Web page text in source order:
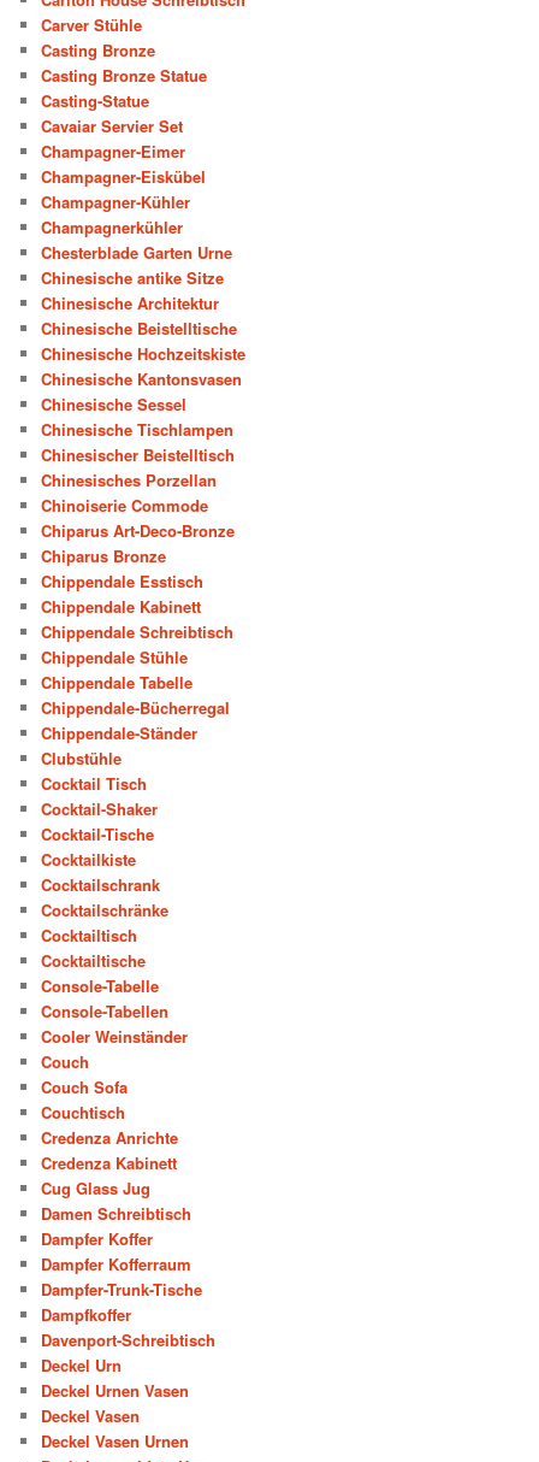
Carver Stühle
Casting Bronze
Casting Bronze Statue
Casting-Statue
Cavaiar Servier Set
Champagner-Eimer
Champagner-Eiskübel
Champagner-Kühler
Champagnerkühler
Chesterblade Garten Urne
Chinesische antike Sitze
Chinesische Architektur
Chinesische Beistelltische
Chinesische Hochzeitskiste
Chinesische Kantonsvasen
Chinesische Sessel
Chinesische Tischlampen
Chinesischer Beistelltisch
Chinesisches Porzellan
Chinoiserie Commode
Chiparus Art-Deco-Bronze
Chiparus Bronze
Chippendale Esstisch
Chippendale Kabinett
Chippendale Schreibtisch
Chippendale Stühle
Chippendale Tabelle
Chippendale-Bücherregal
Chippendale-Ständer
Clubstühle
Cocktail Tisch
Cocktail-Shaker
Cocktail-Tische
Cocktailkiste
Cocktailschrank
Cocktailschränke
Cocktailtisch
Cocktailtische
Console-Tabelle
Console-Tabellen
Cooler Weinständer
Couch
Couch Sofa
Couchtisch
Credenza Anrichte
Credenza Kabinett
Cug Glass Jug
Damen Schreibtisch
Dampfer Koffer
Dampfer Kofferraum
Dampfer-Trunk-Tische
Dampfkoffer
Davenport-Schreibtisch
Deckel Urn
Deckel Urnen Vasen
Deckel Vasen
Deckel Vasen Urnen